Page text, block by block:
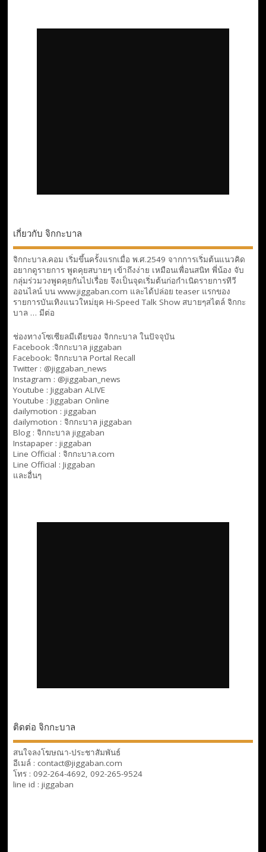
เกี่ยวกับ จิกกะบาล
จิกกะบาล.คอม เริ่มขึ้นครั้งแรกเมื่อ พ.ศ.2549 จากการเริ่มต้นแนวคิด
อยากดูรายการ พูดคุยสบายๆ เข้าถึงง่าย เหมือนเพื่อนสนิท พี่น้อง จับ
กลุ่มร่วมวงพูดคุยกันไปเรื่อย จึงเป็นจุดเริ่มต้นก่อกำเนิดรายการทีวี
ออนไลน์ บน www.jiggaban.com และได้ปล่อย teaser แรกของ
รายการบันเทิงแนวใหม่ยุค Hi-Speed Talk Show สบายๆสไตล์ จิกกะ
บาล … มีต่อ
ช่องทางโซเซียลมีเดียของ จิกกะบาล ในปัจจุบัน
Facebook :จิกกะบาล jiggaban
Facebook: จิกกะบาล Portal Recall
Twitter : @jiggaban_news
Instagram : @jiggaban_news
Youtube : Jiggaban ALIVE
Youtube : Jiggaban Online
dailymotion : jiggaban
dailymotion : จิกกะบาล jiggaban
Blog : จิกกะบาล jiggaban
Instapaper : jiggaban
Line Official : จิกกะบาล.com
Line Official : Jiggaban
และอื่นๆ
ติดต่อ จิกกะบาล
สนใจลงโฆษณา-ประชาสัมพันธ์
อีเมล์ : contact@jiggaban.com
โทร : 092-264-4692, 092-265-9524
line id : jiggaban